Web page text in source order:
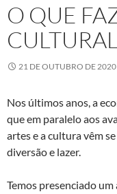
O QUE
21 DE OUTUBRO DE 2020
Nos últimos anos, a
que em paralelo aos
artes e a cultura vêm
diversão e lazer.
Temos presenciado